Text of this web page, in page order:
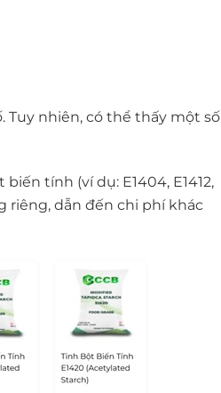
nhiên, có thể thấy một số
tính (ví dụ: E1404, E1412,
riêng, dẫn đến chi phí khác